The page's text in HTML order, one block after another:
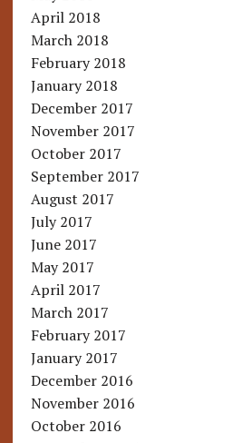
April 2018
March 2018
February 2018
January 2018
December 2017
November 2017
October 2017
September 2017
August 2017
July 2017
June 2017
May 2017
April 2017
March 2017
February 2017
January 2017
December 2016
November 2016
October 2016